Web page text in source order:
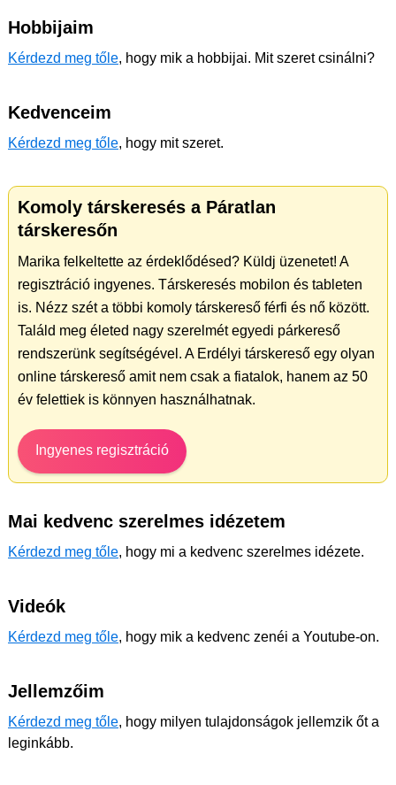
Hobbijaim
Kérdezd meg tőle, hogy mik a hobbijai. Mit szeret csinálni?
Kedvenceim
Kérdezd meg tőle, hogy mit szeret.
Komoly társkeresés a Páratlan
társkeresőn
Marika felkeltette az érdeklődésed? Küldj üzenetet! A
regisztráció ingyenes. Társkeresés mobilon és tableten
is. Nézz szét a többi komoly társkereső férfi és nő között.
Találd meg életed nagy szerelmét egyedi párkereső
rendszerünk segítségével. A Erdélyi társkereső egy olyan
online társkereső amit nem csak a fiatalok, hanem az 50
év felettiek is könnyen használhatnak.
Ingyenes regisztráció
Mai kedvenc szerelmes idézetem
Kérdezd meg tőle, hogy mi a kedvenc szerelmes idézete.
Videók
Kérdezd meg tőle, hogy mik a kedvenc zenéi a Youtube-on.
Jellemzőim
Kérdezd meg tőle, hogy milyen tulajdonságok jellemzik őt a
leginkább.